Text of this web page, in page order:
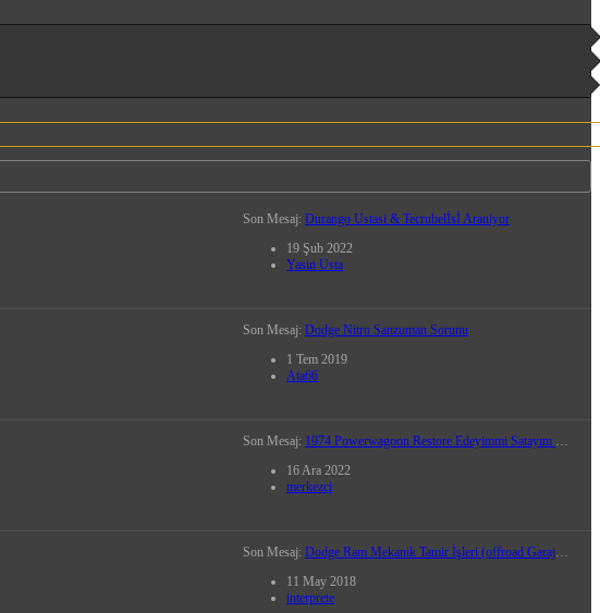
Son Mesaj: Durango Ustasi & Tecrubelİsİ Araniyor
19 Şub 2022
Yasin Usta
Son Mesaj: Dodge Nitro Sanzuman Sorunu
1 Tem 2019
Ata66
Son Mesaj: 1974 Powerwagoon Restore Edeyimmi Satayım Mı ......
16 Ara 2022
merkezci
Son Mesaj: Dodge Ram Mekanik Tamir İşleri (offroad Garajı - Orçun Usta 0532 658 88 65)
11 May 2018
interprete